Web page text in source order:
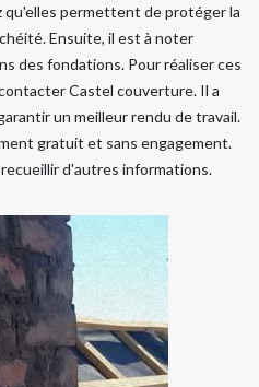
qu'elles permettent de protéger la
Ensuite, il est à noter
des fondations. Pour réaliser ces
Castel couverture. Il a
un meilleur rendu de travail.
gratuit et sans engagement.
d'autres informations.